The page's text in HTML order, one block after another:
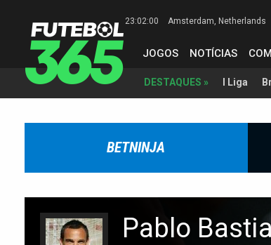
23:02:01 Amsterdam, Netherlands
JOGOS NOTÍCIAS
DESTAQUES » I Liga
BETNINJA
Pablo